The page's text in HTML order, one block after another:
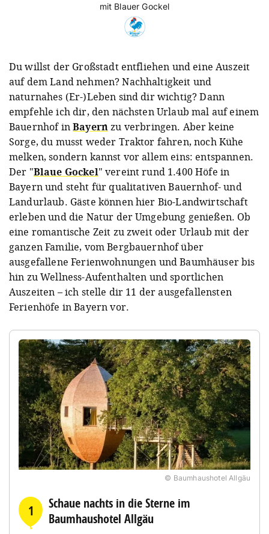
mit Blauer Gockel
Du willst der Großstadt entfliehen und eine Auszeit
auf dem Land nehmen? Nachhaltigkeit und
naturnahes (Er-)Leben sind dir wichtig? Dann
empfehle ich dir, den nächsten Urlaub mal auf einem
Bauernhof inBayernzu verbringen. Aber keine
Sorge, du musst weder Traktor fahren, noch Kühe
melken, sondern kannst vor allem eins: entspannen.
Der "Blaue Gockel" vereint rund 1.400 Höfe in
Bayern und steht für qualitativen Bauernhof- und
Landurlaub. Gäste können hier Bio-Landwirtschaft
erleben und die Natur der Umgebung genießen. Ob
eine romantische Zeit zu zweit oder Urlaub mit der
ganzen Familie, vom Bergbauernhof über
ausgefallene Ferienwohnungen und Baumhäuser bis
hin zu Wellness-Aufenthalten und sportlichen
Auszeiten – ich stelle dir 11 der ausgefallensten
Ferienhöfe in Bayern vor.
© Baumhaushotel Allgäu
1
Schaue nachts in die Sterne im
Baumhaushotel Allgäu